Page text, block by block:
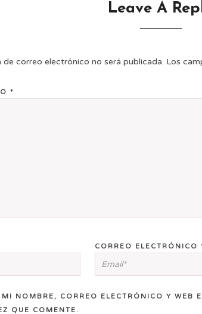
Leave A
de correo electrónico no será publicada. Los
*
CORREO ELECTRÓNICO
MI NOMBRE, CORREO ELECTRÓNICO Y WEB
QUE COMENTE.